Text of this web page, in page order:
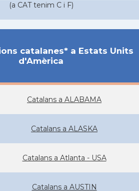
(a CAT tenim C i F)
catalanes* a Estats Units
d'Amèrica
Catalans a ALABAMA
Catalans a ALASKA
Catalans a Atlanta - USA
Catalans a AUSTIN